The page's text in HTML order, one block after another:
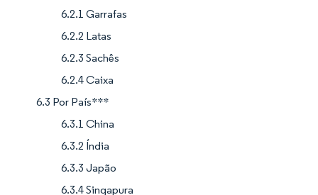
6.2.1 Garrafas
6.2.2 Latas
6.2.3 Sachês
6.2.4 Caixa
6.3 Por País***
6.3.1 China
6.3.2 Índia
6.3.3 Japão
6.3.4 Singapura